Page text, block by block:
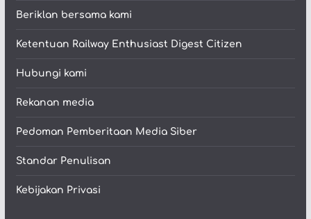
Beriklan bersama kami
Ketentuan Railway Enthusiast Digest Citizen
Hubungi kami
Rekanan media
Pedoman Pemberitaan Media Siber
Standar Penulisan
Kebijakan Privasi